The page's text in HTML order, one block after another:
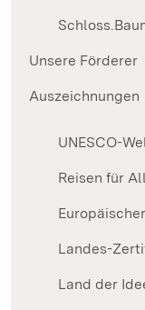
Unsere Förderer
Auszeichnungen
UNESCO-
Reisen für
Landes-
Land der